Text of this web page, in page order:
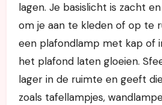
lagen. Je basislicht is zacht
om je aan te kleden of op te
een plafondlamp met kap of
het plafond laten gloeien.
lager in de ruimte en geeft
zoals tafellampjes,